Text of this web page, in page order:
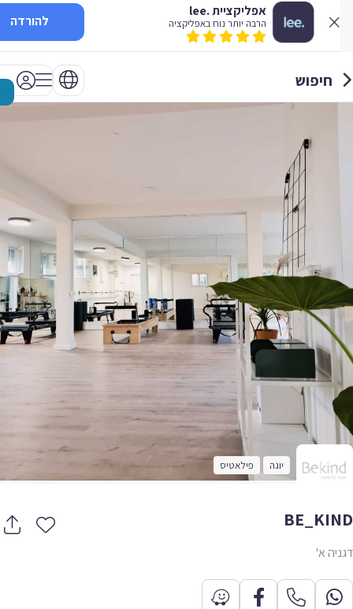
אפליקציית .lee
הרבה יותר נוח באפליקציה להורדה
חיפוש
יוגה פילאטיס
א'